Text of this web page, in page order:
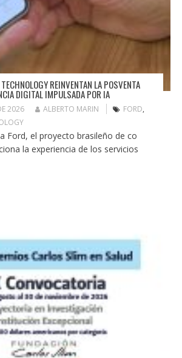
REINVENTAN LA POSVENTA
DIGITAL IMPULSADA POR IA
2026 ALBERTO MARIN FORD,
Ford, el proyecto brasileño de co
la experiencia de los servicios